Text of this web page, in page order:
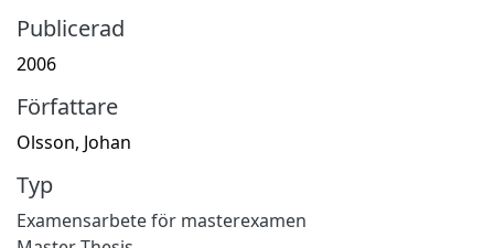
Publicerad
2006
Författare
Olsson, Johan
Typ
Examensarbete för masterexamen